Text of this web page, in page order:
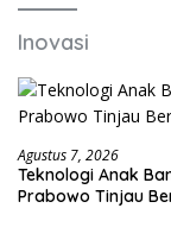
Inovasi
Agustus 7, 2026
Teknologi Anak
Prabowo Tinjau